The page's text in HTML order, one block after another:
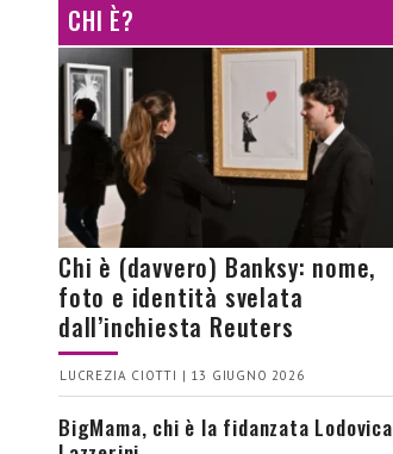
CHI È?
Chi è (davvero) Banksy: nome,
foto e identità svelata
dall’inchiesta Reuters
LUCREZIA CIOTTI | 13 GIUGNO 2026
BigMama, chi è la fidanzata Lodovica